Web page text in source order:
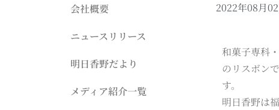
会社概要
ニュースリリース
明日香野だより
メディア紹介一覧
2022年08月
和菓子専科
のリスボン
す。
明日香野は